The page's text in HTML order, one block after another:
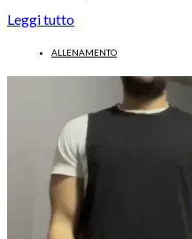
Leggi tutto
ALLENAMENTO